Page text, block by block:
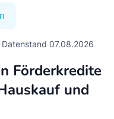
07.08.2026
Förderkredite
und